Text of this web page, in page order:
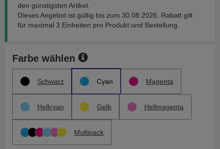
den günstigsten Artikel.
Dieses Angebot ist gültig bis zum 30.08.2026. Rabatt gilt
für maximal 3 Einheiten pro Produkt und Bestellung.
Farbe wählen
Schwarz Cyan Magenta
Hellcyan Gelb Hellmagenta
Multipack